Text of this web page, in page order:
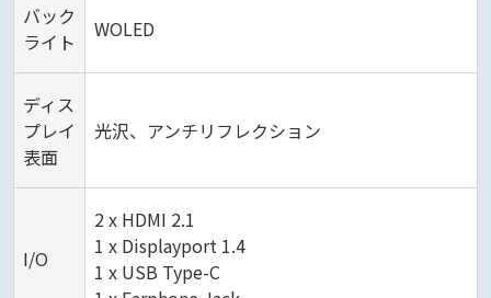
バック
ライト
WOLED
ディス
プレイ
表面
光沢、アンチリフレクション
I/O
2 x HDMI 2.1
1 x Displayport 1.4
1 x USB Type-C